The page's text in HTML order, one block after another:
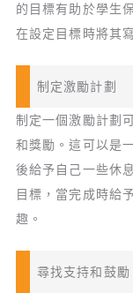
的目標有助於學生
在設定目標時將其
制定激勵計劃
制定一個激勵計劃
和獎勵。這可以是
後給予自己一些休
目標，當完成時給
趣。
尋找支持和鼓勵